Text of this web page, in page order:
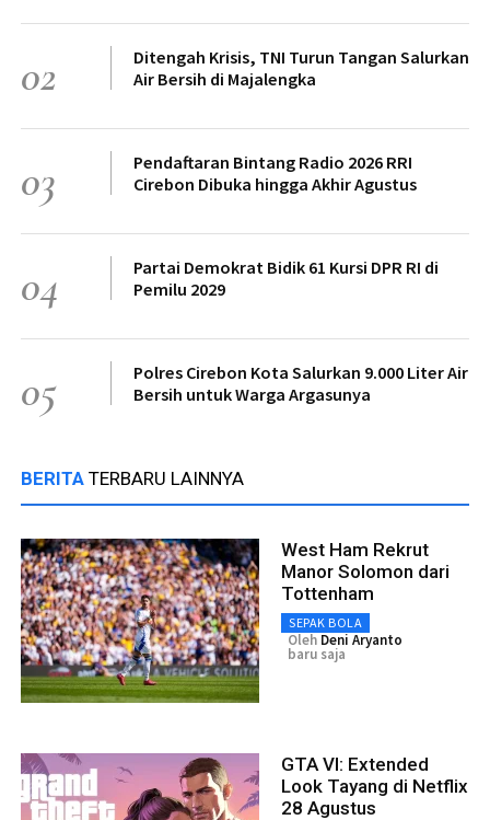
02
Ditengah Krisis, TNI Turun Tangan Salurkan
Air Bersih di Majalengka
03
Pendaftaran Bintang Radio 2026 RRI
Cirebon Dibuka hingga Akhir Agustus
04
Partai Demokrat Bidik 61 Kursi DPR RI di
Pemilu 2029
05
Polres Cirebon Kota Salurkan 9.000 Liter Air
Bersih untuk Warga Argasunya
BERITA TERBARU LAINNYA
West Ham Rekrut
Manor Solomon dari
Tottenham
SEPAK BOLA
Oleh Deni Aryanto
baru saja
GTA VI: Extended
Look Tayang di Netflix
28 Agustus